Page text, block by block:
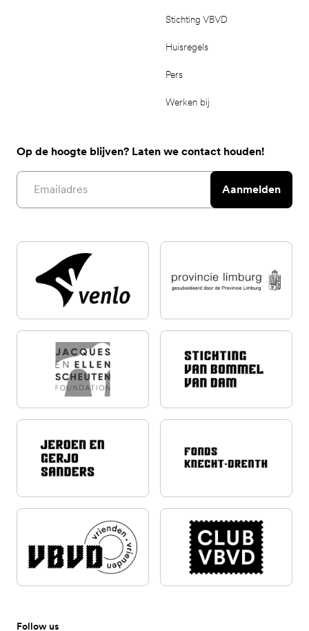
Stichting VBVD
Huisregels
Pers
Werken bij
Op de hoogte blijven? Laten we contact houden!
Email address
Aanmelden
Follow us